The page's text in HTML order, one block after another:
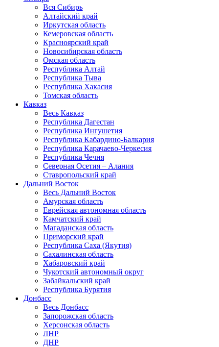
Вся Сибирь
Алтайский край
Иркутская область
Кемеровская область
Красноярский край
Новосибирская область
Омская область
Республика Алтай
Республика Тыва
Республика Хакасия
Томская область
Кавказ
Весь Кавказ
Республика Дагестан
Республика Ингушетия
Республика Кабардино-Балкария
Республика Карачаево-Черкесия
Республика Чечня
Северная Осетия – Алания
Ставропольский край
Дальний Восток
Весь Дальний Восток
Амурская область
Еврейская автономная область
Камчатский край
Магаданская область
Приморский край
Республика Саха (Якутия)
Сахалинская область
Хабаровский край
Чукотский автономный округ
Забайкальский край
Республика Бурятия
Донбасс
Весь Донбасс
Запорожская область
Херсонская область
ЛНР
ДНР